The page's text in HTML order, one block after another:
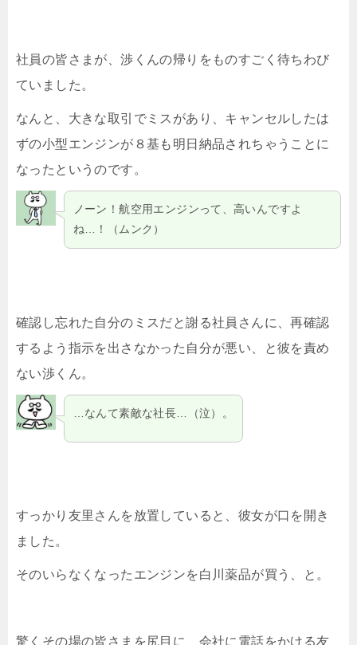
社員の皆さまが、渉くんの帰りをものすごく待ちわび
ていました。
なんと、大きな取引でミスがあり、キャンセルしたは
ずの小型エンジンが８基も明日納品されちゃうことに
なったというのです。
ノーン！航空用エンジンって、高いんですよ
ね…！（ムンク）
確認し忘れた自分のミスだと謝る社員さんに、再確認
するよう指示を出さなかった自分が悪い、と彼を責め
ない渉くん。
…なんて素敵な社長…（泣）。
すっかり友里さんを放置していると、彼女が口を開き
ました。
そのいらなくなったエンジンを白川薬品が買う、と。
驚くその場の皆さまを尻目に、会社に電話をかける友